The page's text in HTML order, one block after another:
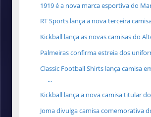
1919 é a nova marca esportiva do
RT Sports lança a nova terceira
Kickball lança as novas camisas do
Palmeiras confirma estreia dos
Classic Football Shirts lança camisa
...
Kickball lança a nova camisa titular
Joma divulga camisa comemorativa